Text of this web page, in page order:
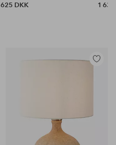
625 DKK
1
Tilføj